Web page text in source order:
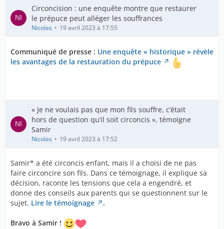
Circoncision : une enquête montre que restaurer
le prépuce peut alléger les souffrances
Nicolas 19 avril 2023 à 17:55
Communiqué de presse : Une enquête « historique » révèle
les avantages de la restauration du prépuce
« Je ne voulais pas que mon fils souffre, c’était
hors de question qu’il soit circoncis », témoigne
Samir
Nicolas 19 avril 2023 à 17:52
Samir* a été circoncis enfant, mais il a choisi de ne pas
faire circoncire son fils. Dans ce témoignage, il explique sa
décision, raconte les tensions que cela a engendré, et
donne des conseils aux parents qui se questionnent sur le
sujet. Lire le témoignage .
Bravo à Samir !